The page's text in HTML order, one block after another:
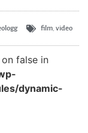
film, video
false in
dynamic-